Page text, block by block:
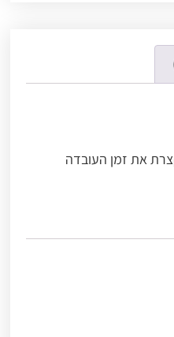
את זמן העובדה